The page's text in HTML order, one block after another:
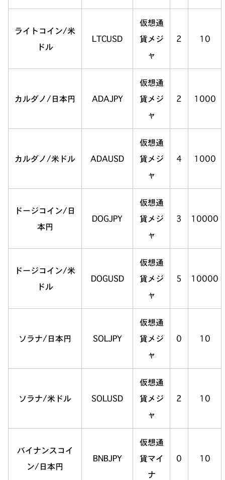
ライトコイン/米
ドル
LTCUSD
仮想通
貨メジ
ャ
2 10
カルダノ/日本円 ADAJPY
仮想通
貨メジ
ャ
2 1000
カルダノ/米ドル ADAUSD
仮想通
貨メジ
ャ
4 1000
ドージコイン/日
本円
DOGJPY
仮想通
貨メジ
ャ
3 10000
ドージコイン/米
ドル
DOGUSD
仮想通
貨メジ
ャ
5 10000
ソラナ/日本円 SOLJPY
仮想通
貨メジ
ャ
0 10
ソラナ/米ドル SOLUSD
仮想通
貨メジ
ャ
2 10
バイナンスコイ
ン/日本円
BNBJPY
仮想通
貨マイ
ナ
0 10